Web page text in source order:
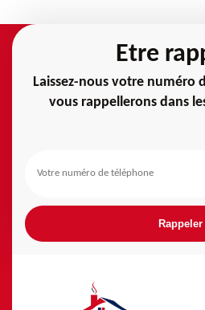
Etre
Laissez-nous votre numéro
vous rappellerons dans